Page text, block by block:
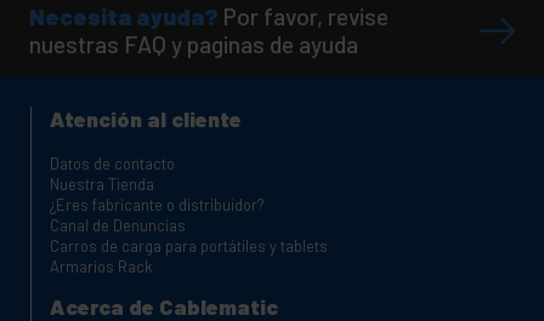
Necesita ayuda? Por favor, revise
nuestras FAQ y paginas de ayuda
Atención al cliente
Datos de contacto
Nuestra Tienda
¿Eres fabricante o distribuidor?
Canal de Denuncias
Carros de carga para portátiles y tablets
Armarios Rack
Acerca de Cablematic